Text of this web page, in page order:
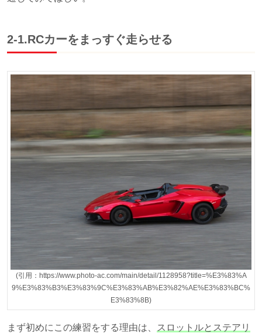
2-1.RCカーをまっすぐ走らせる
(引用：https://www.photo-ac.com/main/detail/1128958?title=%E3%83%A
9%E3%83%B3%E3%83%9C%E3%83%AB%E3%82%AE%E3%83%BC%
E3%83%8B)
まず初めにこの練習をする理由は、
スロットルとステアリ